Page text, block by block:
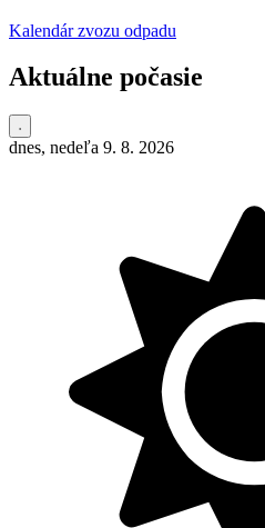
Kalendár zvozu odpadu
Aktuálne počasie
dnes, nedeľa 9. 8. 2026